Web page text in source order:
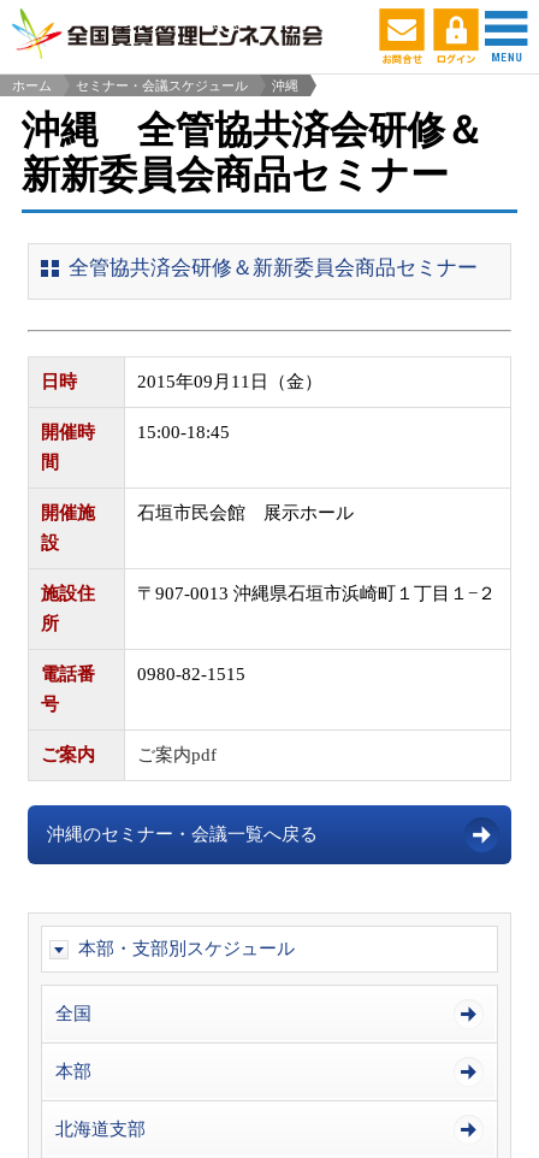
ホーム
セミナー・会議スケジュール
沖縄
沖縄 全管協共済会研修＆
新新委員会商品セミナー
全管協共済会研修＆新新委員会商品セミナー
日時 2015年09月11日（金）
開催時
間
15:00‐18:45
開催施
設
石垣市民会館 展示ホール
施設住
所
〒907-0013 沖縄県石垣市浜崎町１丁目１−２
電話番
号
0980-82-1515
ご案内 ご案内pdf
沖縄のセミナー・会議一覧へ戻る
本部・支部別スケジュール
全国
本部
北海道支部